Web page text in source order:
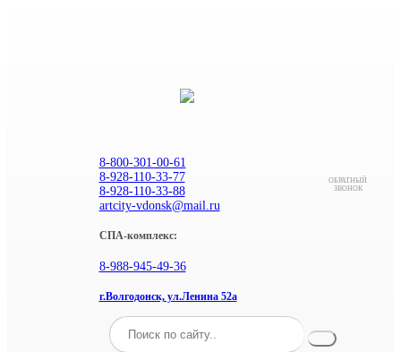
8-800-301-00-61
8-928-110-33-77
8-928-110-33-88
artcity-vdonsk@mail.ru
СПА-комплекс:
8-988-945-49-36
г.Волгодонск, ул.Ленина 52а
ОБРАТНЫЙ
ЗВОНОК